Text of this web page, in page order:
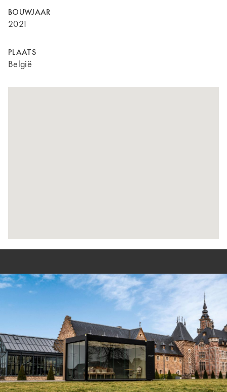
BOUWJAAR
2021
PLAATS
België